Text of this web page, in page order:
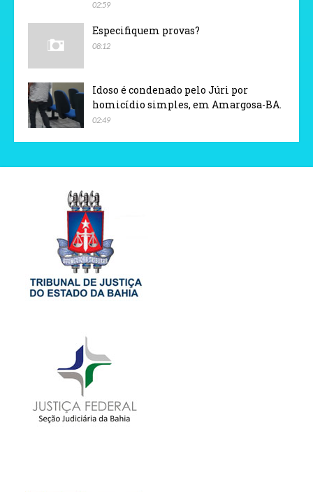
02:59
Especifiquem provas?
08:12
Idoso é condenado pelo Júri por
homicídio simples, em Amargosa-BA.
02:49